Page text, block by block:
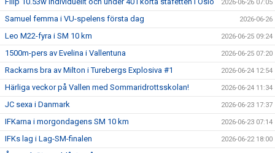
2026-06-26 07:05
Samuel femma i VU-spelens första dag 2026-06-26
Leo M22-fyra i SM 10 km 2026-06-25 09:24
1500m-pers av Evelina i Vallentuna 2026-06-25 07:20
Rackarns bra av Milton i Turebergs Explosiva #1 2026-06-24 12:54
Härliga veckor på Vallen med Sommaridrottsskolan! 2026-06-24 11:34
JC sexa i Danmark 2026-06-23 17:37
IFKarna i morgondagens SM 10 km 2026-06-23 07:14
IFKs lag i Lag-SM-finalen 2026-06-22 18:00